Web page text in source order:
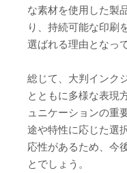
な素材を使用した製
り、持続可能な印刷
選ばれる理由となっ
総じて、大判インク
とともに多様な表現
ュニケーションの重
途や特性に応じた選
応性があるため、今
とでしょう。